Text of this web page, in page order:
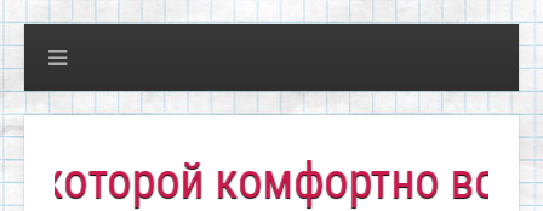
комфортно всем!"